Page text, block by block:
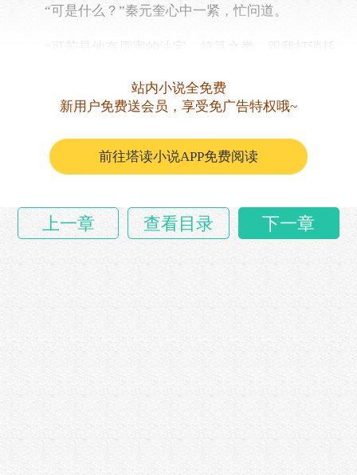
“可是什么？”秦元奎心中一紧，忙问道。
“那怎么办？难道您就眼睁睁看着秦家覆灭？”
“……
站内小说全免费
新用户免费送会员，享受免广告特权哦~
前往塔读小说APP免费阅读
上一章 查看目录 下一章